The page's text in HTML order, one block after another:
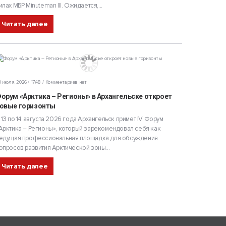
МБР Minuteman III. Ожидается,...
Читать далее
июля, 2026 / 17:48 Комментариев нет
«Арктика – Регионы» в Архангельске откроет
горизонты
по 14 августа 2026 года Архангельск примет IV Форум
– Регионы», который зарекомендовал себя как
профессиональная площадка для обсуждения
развития Арктической зоны...
Читать далее